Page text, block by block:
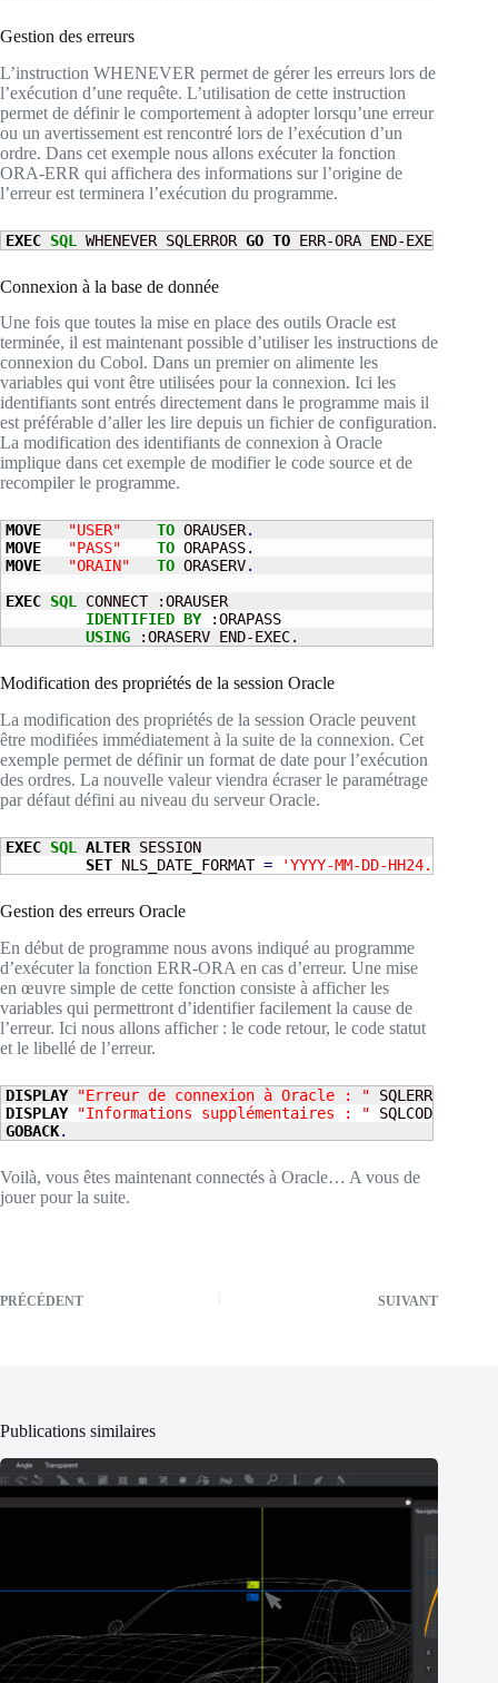
Gestion des erreurs
L’instruction WHENEVER permet de gérer les erreurs lors de
l’exécution d’une requête. L’utilisation de cette instruction
permet de définir le comportement à adopter lorsqu’une erreur
ou un avertissement est rencontré lors de l’exécution d’un
ordre. Dans cet exemple nous allons exécuter la fonction
ORA-ERR qui affichera des informations sur l’origine de
l’erreur est terminera l’exécution du programme.
EXEC SQL WHENEVER SQLERROR GO TO ERR-ORA END-EXEC
Connexion à la base de donnée
Une fois que toutes la mise en place des outils Oracle est
terminée, il est maintenant possible d’utiliser les instructions de
connexion du Cobol. Dans un premier on alimente les
variables qui vont être utilisées pour la connexion. Ici les
identifiants sont entrés directement dans le programme mais il
est préférable d’aller les lire depuis un fichier de configuration.
La modification des identifiants de connexion à Oracle
implique dans cet exemple de modifier le code source et de
recompiler le programme.
MOVE "USER" TO ORAUSER.
MOVE
"PASS" TO ORAPASS.
MOVE
"ORAIN" TO ORASERV.
EXEC SQL CONNECT :ORAUSER
IDENTIFIED BY :ORAPASS
USING :ORASERV END-EXEC.
Modification des propriétés de la session Oracle
La modification des propriétés de la session Oracle peuvent
être modifiées immédiatement à la suite de la connexion. Cet
exemple permet de définir un format de date pour l’exécution
des ordres. La nouvelle valeur viendra écraser le paramétrage
par défaut défini au niveau du serveur Oracle.
EXEC SQL ALTER SESSION
SET NLS_DATE_FORMAT = 'YYYY-MM-DD-HH24.MI.SS'
Gestion des erreurs Oracle
En début de programme nous avons indiqué au programme
d’exécuter la fonction ERR-ORA en cas d’erreur. Une mise
en œuvre simple de cette fonction consiste à afficher les
variables qui permettront d’identifier facilement la cause de
l’erreur. Ici nous allons afficher : le code retour, le code statut
et le libellé de l’erreur.
DISPLAY "Erreur de connexion à Oracle : " SQLERRMC
DISPLAY
"Informations supplémentaires : " SQLCODE
GOBACK.
Voilà, vous êtes maintenant connectés à Oracle… A vous de
jouer pour la suite.
PRÉCÉDENT SUIVANT
Publications similaires